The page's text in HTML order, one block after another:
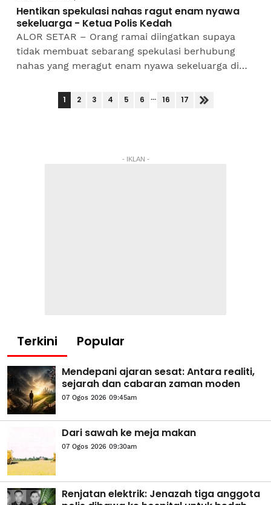
Hentikan spekulasi nahas ragut enam nyawa
sekeluarga - Ketua Polis Kedah
ALOR SETAR – Orang ramai diingatkan supaya
tidak membuat sebarang spekulasi berhubung
nahas yang meragut enam nyawa sekeluarga di
Ahad.Ketua Polis...
1 2 3 4 5 6 ... 16 17
- IKLAN -
Terkini Popular
Mendepani ajaran sesat: Antara realiti,
sejarah dan cabaran zaman moden
07 Ogos 2026 09:45am
Dari sawah ke meja makan
07 Ogos 2026 09:30am
Renjatan elektrik: Jenazah tiga anggota